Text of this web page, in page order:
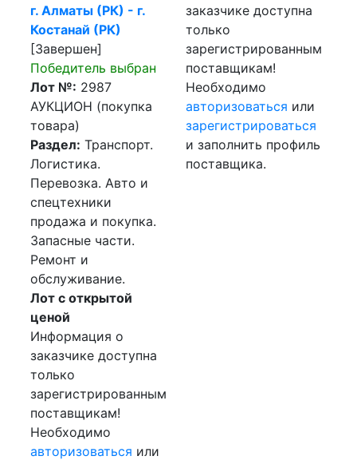
г. Алматы (РК) - г.
Костанай (РК)
[Завершен]
Победитель выбран
Лот №: 2987
АУКЦИОН (покупка
товара)
Раздел: Транспорт.
Логистика.
Перевозка. Авто и
спецтехники
продажа и покупка.
Запасные части.
Ремонт и
обслуживание.
Лот с открытой
ценой
Информация о
заказчике доступна
только
зарегистрированным
поставщикам!
Необходимо
авторизоваться или
заказчике доступна
только
зарегистрированным
поставщикам!
Необходимо
авторизоваться или
зарегистрироваться
и заполнить профиль
поставщика.